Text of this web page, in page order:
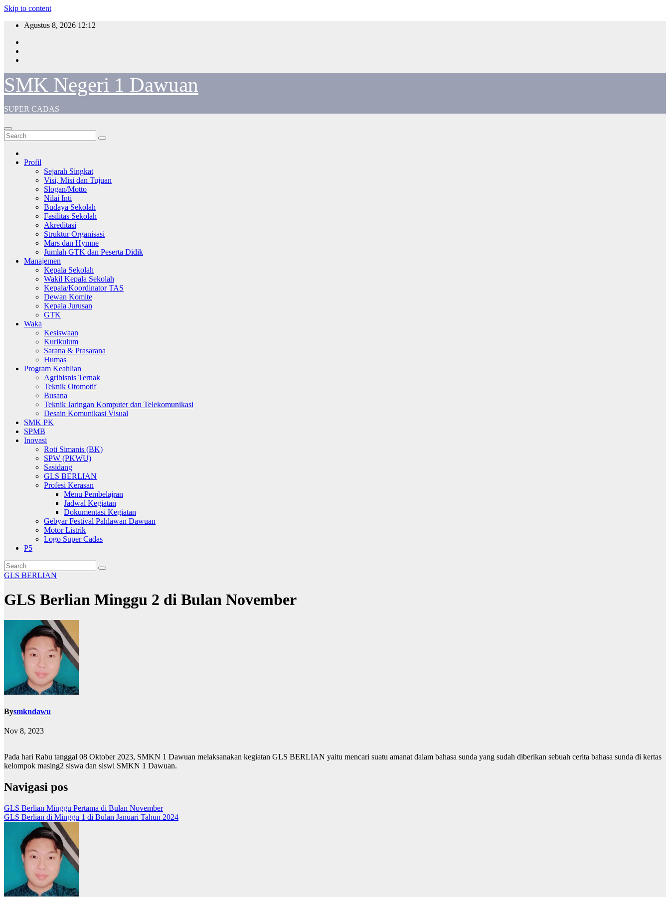
Skip to content
Agustus 8, 2026 12:12
SMK Negeri 1 Dawuan
SUPER CADAS
Profil
Sejarah Singkat
Visi, Misi dan Tujuan
Slogan/Motto
Nilai Inti
Budaya Sekolah
Fasilitas Sekolah
Akreditasi
Struktur Organisasi
Mars dan Hymne
Jumlah GTK dan Peserta Didik
Manajemen
Kepala Sekolah
Wakil Kepala Sekolah
Kepala/Koordinator TAS
Dewan Komite
Kepala Jurusan
GTK
Waka
Kesiswaan
Kurikulum
Sarana & Prasarana
Humas
Program Keahlian
Agribisnis Ternak
Teknik Otomotif
Busana
Teknik Jaringan Komputer dan Telekomunikasi
Desain Komunikasi Visual
SMK PK
SPMB
Inovasi
Roti Simanis (BK)
SPW (PKWU)
Sasidang
GLS BERLIAN
Profesi Kerasan
Menu Pembelajran
Jadwal Kegiatan
Dokumentasi Kegiatan
Gebyar Festival Pahlawan Dawuan
Motor Listrik
Logo Super Cadas
P5
GLS BERLIAN
GLS Berlian Minggu 2 di Bulan November
Bysmkndawu
Nov 8, 2023
Pada hari Rabu tanggal 08 Oktober 2023, SMKN 1 Dawuan melaksanakan kegiatan GLS BERLIAN yaitu mencari suatu amanat dalam bahasa sunda yang sudah diberikan sebuah cerita bahasa sunda di kertas
kelompok masing2 siswa dan siswi SMKN 1 Dawuan.
Navigasi pos
GLS Berlian Minggu Pertama di Bulan November
GLS Berlian di Minggu 1 di Bulan Januari Tahun 2024